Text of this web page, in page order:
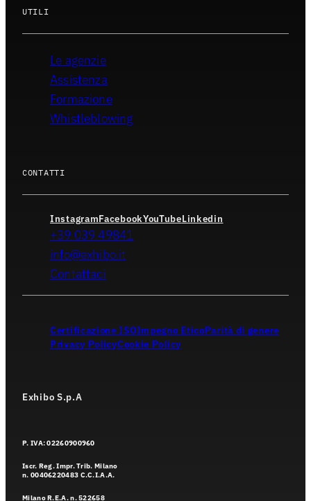
UTILI
Le agenzie
Assistenza
Formazione
Whistleblowing
CONTATTI
InstagramFacebookYouTubeLinkedin
+39 039 49841
info@exhibo.it
Contattaci
Exhibo S.p.A
Certificazione ISOImpegno EticoParità di genere
Privacy PolicyCookie Policy
P. IVA: 02260900960
Iscr. Reg. Impr. Trib. Milano
n. 00406220483 C.C.I.A.A.
Milano R.E.A. n. 522658